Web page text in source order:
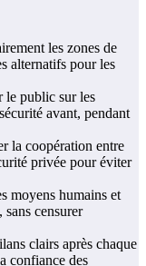
les zones de
alternatifs pour les
le public sur les
avant, pendant
la coopération entre
privée pour éviter
moyens humains et
censurer
clairs après chaque
confiance des